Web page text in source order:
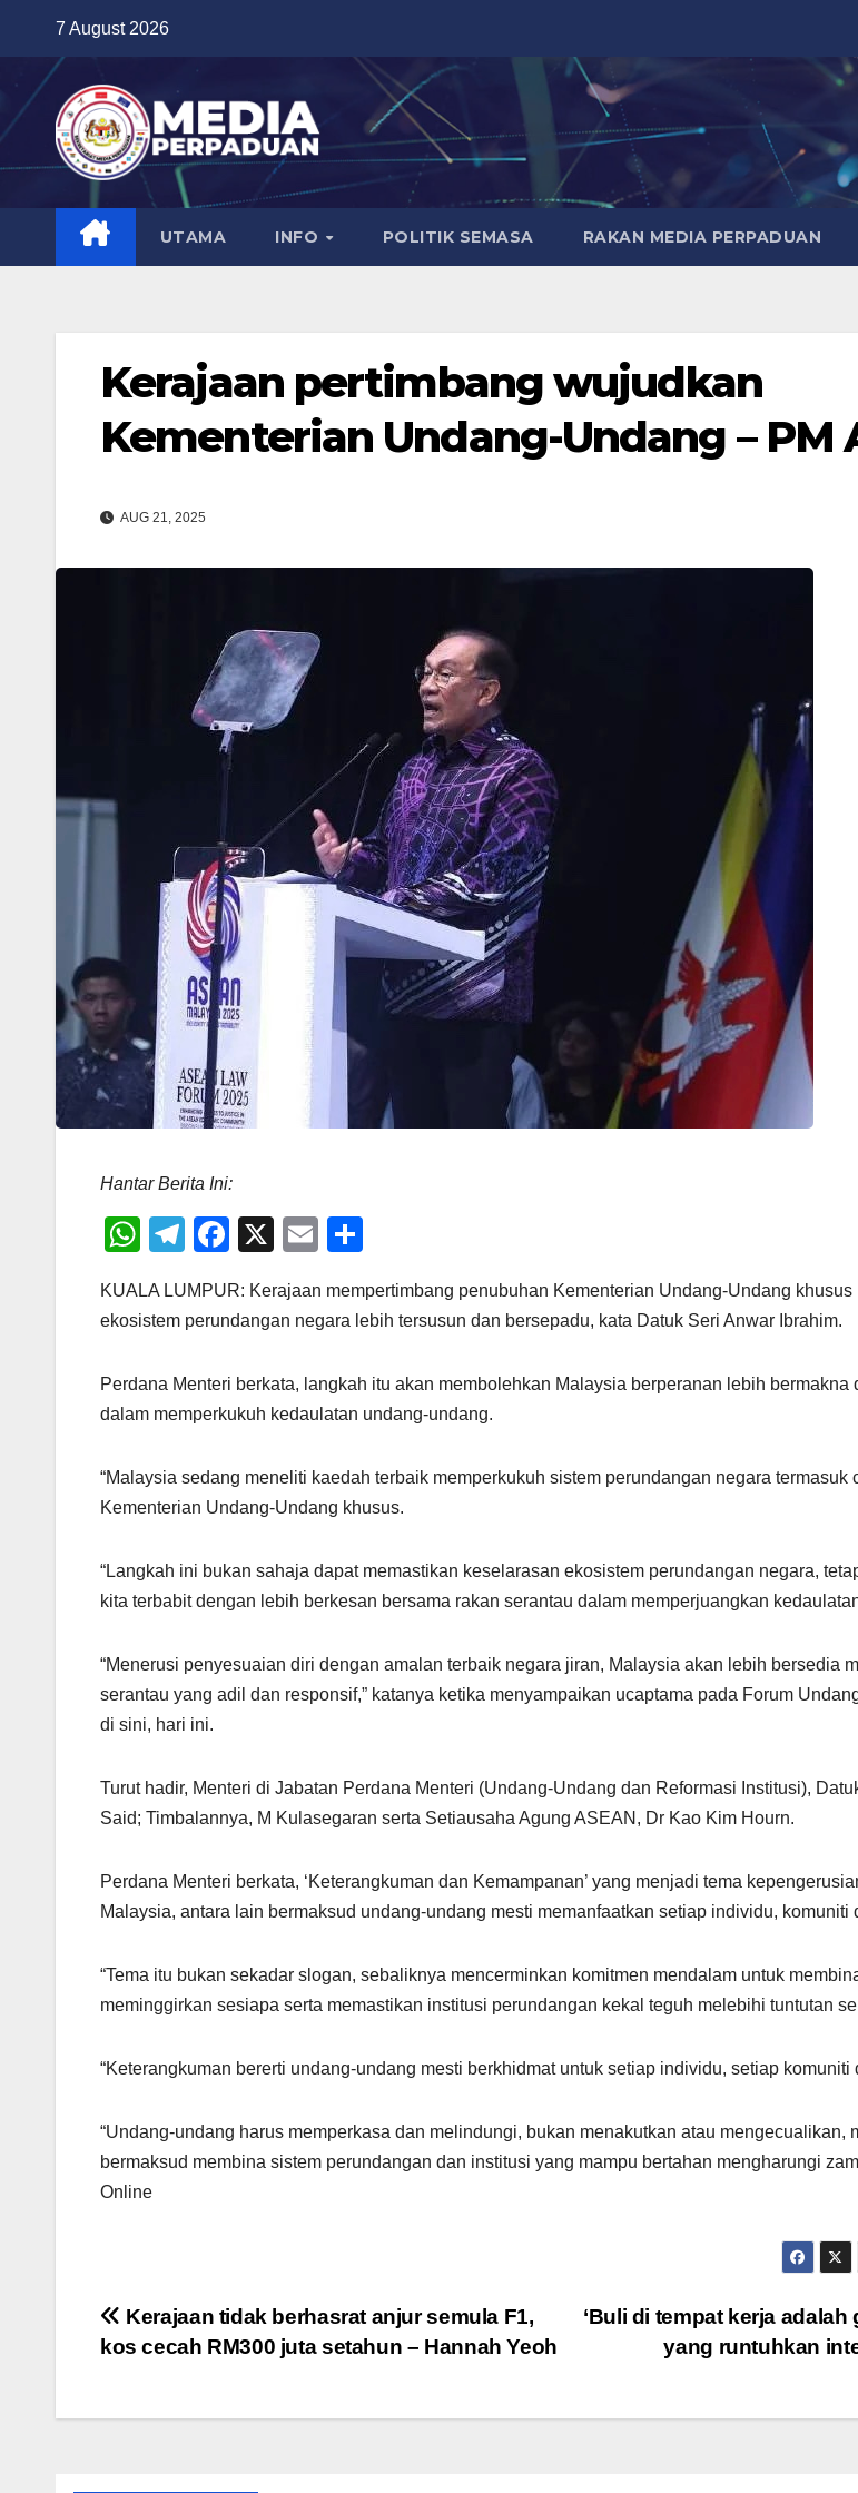
content
7 August 2026
UTAMA INFO POLITIK SEMASA RAKAN MEDIA PERPADUAN
Kerajaan pertimbang wujudkan
Kementerian Undang-Undang – PM
AUG 21, 2025
Hantar Berita Ini:
W
at
A
p
T
e
gr
a
m
F
c
b
o
k
X
E
ail ar
KUALA LUMPUR: Kerajaan mempertimbang penubuhan Kementerian Undang-Undang khusus
ekosistem perundangan negara lebih tersusun dan bersepadu, kata Datuk Seri Anwar Ibrahim.
Perdana Menteri berkata, langkah itu akan membolehkan Malaysia berperanan lebih bermakna
dalam memperkukuh kedaulatan undang-undang.
“Malaysia sedang meneliti kaedah terbaik memperkukuh sistem perundangan negara termasuk
Kementerian Undang-Undang khusus.
“Langkah ini bukan sahaja dapat memastikan keselarasan ekosistem perundangan negara,
kita terbabit dengan lebih berkesan bersama rakan serantau dalam memperjuangkan
“Menerusi penyesuaian diri dengan amalan terbaik negara jiran, Malaysia akan lebih bersedia
serantau yang adil dan responsif,” katanya ketika menyampaikan ucaptama pada Forum
di sini, hari ini.
Turut hadir, Menteri di Jabatan Perdana Menteri (Undang-Undang dan Reformasi Institusi),
Said; Timbalannya, M Kulasegaran serta Setiausaha Agung ASEAN, Dr Kao Kim Hourn.
Perdana Menteri berkata, ‘Keterangkuman dan Kemampanan’ yang menjadi tema
Malaysia, antara lain bermaksud undang-undang mesti memanfaatkan setiap individu, komuniti
“Tema itu bukan sekadar slogan, sebaliknya mencerminkan komitmen mendalam untuk
meminggirkan sesiapa serta memastikan institusi perundangan kekal teguh melebihi tuntutan
“Keterangkuman bererti undang-undang mesti berkhidmat untuk setiap individu, setiap komuniti
“Undang-undang harus memperkasa dan melindungi, bukan menakutkan atau mengecualikan,
bermaksud membina sistem perundangan dan institusi yang mampu bertahan mengharungi
Online
Post
‘Buli di tempat kerja
yang runtuhkan
Kerajaan tidak berhasrat anjur semula F1,
kos cecah RM300 juta setahun – Hannah Yeoh